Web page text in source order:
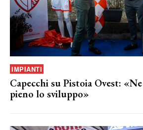
IMPIANTI
Capecchi su Pistoia Ovest:
pieno lo sviluppo»